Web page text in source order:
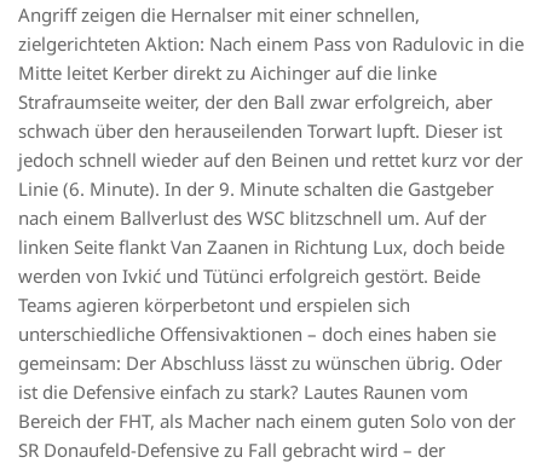
Angriff zeigen die Hernalser mit einer schnellen,
zielgerichteten Aktion: Nach einem Pass von Radulovic in die
Mitte leitet Kerber direkt zu Aichinger auf die linke
Strafraumseite weiter, der den Ball zwar erfolgreich, aber
schwach über den herauseilenden Torwart lupft. Dieser ist
jedoch schnell wieder auf den Beinen und rettet kurz vor der
Linie (6. Minute). In der 9. Minute schalten die Gastgeber
nach einem Ballverlust des WSC blitzschnell um. Auf der
linken Seite flankt Van Zaanen in Richtung Lux, doch beide
werden von Ivkić und Tütünci erfolgreich gestört. Beide
Teams agieren körperbetont und erspielen sich
unterschiedliche Offensivaktionen – doch eines haben sie
gemeinsam: Der Abschluss lässt zu wünschen übrig. Oder
ist die Defensive einfach zu stark? Lautes Raunen vom
Bereich der FHT, als Macher nach einem guten Solo von der
SR Donaufeld-Defensive zu Fall gebracht wird – der